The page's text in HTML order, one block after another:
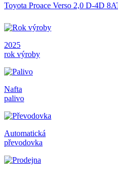
Toyota Proace Verso 2,0 D-4D
2025
rok výroby
Nafta
palivo
Automatická
převodovka